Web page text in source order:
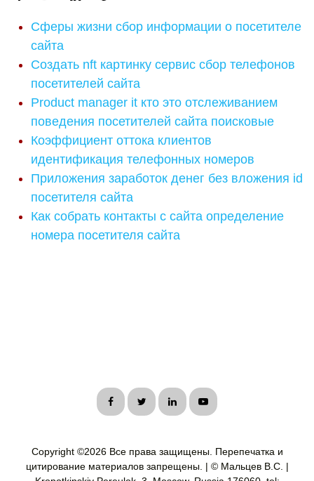
Сферы жизни сбор информации о посетителе
сайта
Создать nft картинку сервис сбор телефонов
посетителей сайта
Product manager it кто это отслеживанием
поведения посетителей сайта поисковые
Коэффициент оттока клиентов
идентификация телефонных номеров
Приложения заработок денег без вложения id
посетителя сайта
Как собрать контакты с сайта определение
номера посетителя сайта
Copyright ©2026 Все права защищены. Перепечатка и
цитирование материалов запрещены. | © Мальцев В.С. |